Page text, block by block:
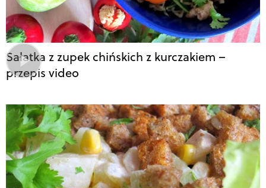
Sałatka z zupek chińskich z kurczakiem –
przepis video